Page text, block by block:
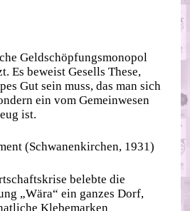
Geldschöpfungsmonopol
Es beweist Gesells These,
Gut sein muss, das man sich
ein vom Gemeinwesen
ist.
(Schwanenkirchen, 1931)
belebte die
„Wära“ ein ganzes Dorf,
Klebemarken